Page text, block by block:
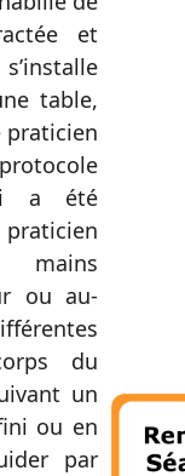
et
table,
praticien
a été
ou au-
du
un
ou en
par